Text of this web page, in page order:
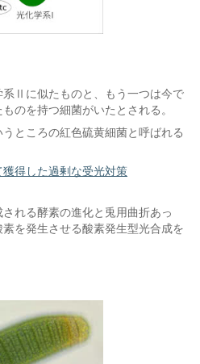
Ⅱに似たものと、もう一つは今で
のを持つ細菌がいたとされる。
ところの紅色硫黄細菌と呼ばれる
得した過剰な受光対策
れる酵素の進化と兎用曲折あっ
を発生させる酸素発生型光合成を